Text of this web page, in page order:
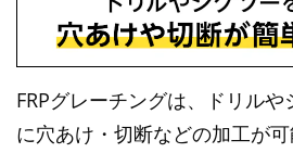
FRPグレーチングは、ドリル
に穴あけ・切断などの加工が可